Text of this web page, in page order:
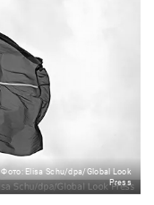
Фото: Elisa Schu/dpa/Global Look
Press